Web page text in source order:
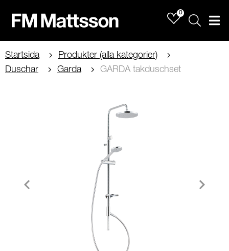
0
Sök
Startsida
Produkter (alla kategorier)
Duschar
Garda GARDA takduschset